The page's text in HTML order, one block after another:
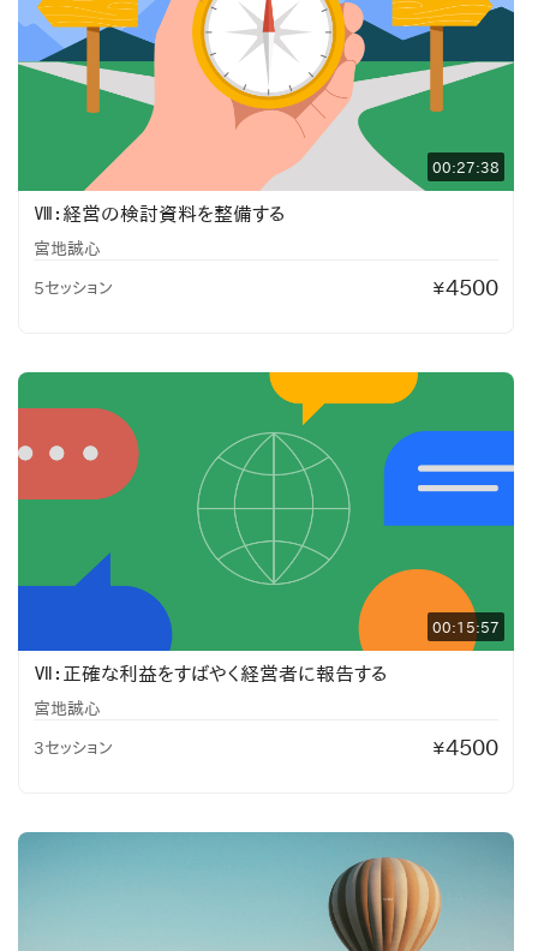
00:27:38
Ⅷ：経営の検討資料を整備する
宮地誠心
5セッション ¥4500
00:15:57
Ⅶ：正確な利益をすばやく経営者に報告する
宮地誠心
3セッション ¥4500